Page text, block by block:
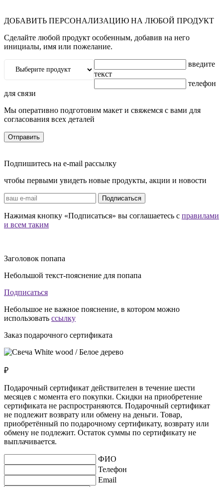
ДОБАВИТЬ ПЕРСОНАЛИЗАЦИЮ НА ЛЮБОЙ ПРОДУКТ
Сделайте любой продукт особенным, добавив на него
инициалы, имя или пожелание.
введите
текст
телефон
для связи
Мы оперативно подготовим макет и свяжемся с вами для
согласования всех деталей
Отправить
Подпишитесь на e-mail рассылку
чтобы первыми увидеть новые продукты, акции и новости
Подписаться
Нажимая кнопку «Подписаться» вы соглашаетесь с правилами
и всем таким
Заголовок попапа
Небольшой текст-пояснение для попапа
Подписаться
Небольшое не важное пояснение, в котором можно
использовать ссылку
Заказ подарочного сертификата
₽
Подарочный сертификат действителен в течение шести
месяцев с момента его покупки. Скидки на приобретение
сертификата не распространяются. Подарочный сертификат
не подлежит возврату или обмену на деньги. Товар,
приобретённый по подарочному сертификату, возврату или
обмену не подлежит. Остаток суммы по сертификату не
выплачивается.
ФИО
Телефон
Email